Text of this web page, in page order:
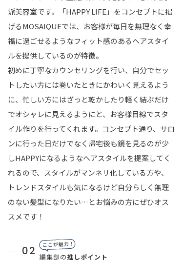
派美容室です。「HAPPY LIFE」をコンセプトに掲
げるMOSAIQUEでは、お客様が毎日を無理なく幸
福に過ごせるようなフィット感のあるヘアスタイ
ルを提供しているのが特徴。
初めに丁寧なカウンセリングを行い、自分でセッ
トしたい方には巻いたときにかわいく見えるよう
に、忙しい方にはざっと乾かしたり軽く結ぶだけ
でオシャレに見えるようにと、お客様目線でスタ
イル作りを行ってくれます。コンセプト通り、サロ
ンに行った日だけでなく帰宅後も鏡を見るのが少
しHAPPYになるようなヘアスタイルを提案してく
れるので、スタイルがマンネリ化している方や、
トレンドスタイルも気になるけど自分らしく無理
のない髪型になりたい…とお悩みの方にぜひオス
スメです！
02
ここが魅力！
編集部の推しポイント